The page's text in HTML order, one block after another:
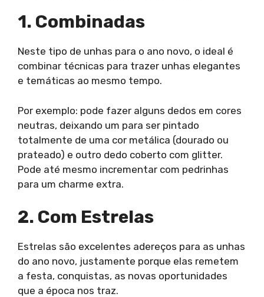
1. Combinadas
Neste tipo de unhas para o ano novo, o ideal é
combinar técnicas para trazer unhas elegantes
e temáticas ao mesmo tempo.
Por exemplo: pode fazer alguns dedos em cores
neutras, deixando um para ser pintado
totalmente de uma cor metálica (dourado ou
prateado) e outro dedo coberto com glitter.
Pode até mesmo incrementar com pedrinhas
para um charme extra.
2. Com Estrelas
Estrelas são excelentes adereços para as unhas
do ano novo, justamente porque elas remetem
a festa, conquistas, as novas oportunidades
que a época nos traz.